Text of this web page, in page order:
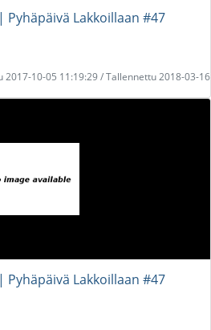
| Pyhäpäivä Lakkoillaan #47
2017-10-05 11:19:29 / Tallennettu 2018-03-16
| Pyhäpäivä Lakkoillaan #47